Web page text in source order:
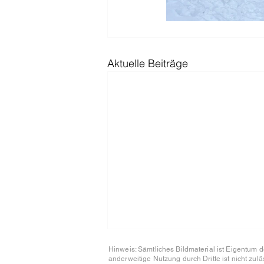
Aktuelle Beiträge
Hinweis: Sämtliches Bildmaterial ist Eigentum
anderweitige Nutzung durch Dritte ist nicht